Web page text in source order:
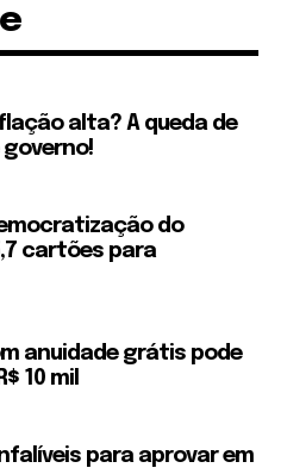
alta? A queda de
governo!
do
cartões para
anuidade grátis pode
10 mil
para aprovar em